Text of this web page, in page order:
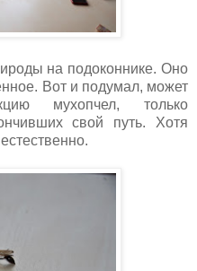
на подоконнике. Оно
Вот и подумал, может
мухопчел, только
свой путь. Хотя